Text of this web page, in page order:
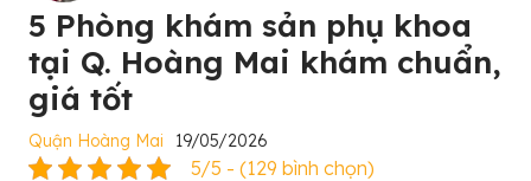
5 Phòng khám sản phụ khoa
tại Q. Hoàng Mai khám chuẩn,
giá tốt
Quận Hoàng Mai 19/05/2026
5/5 - (129 bình chọn)